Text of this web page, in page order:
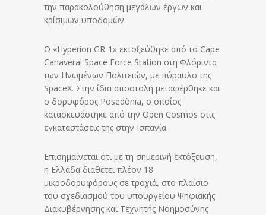
την παρακολούθηση μεγάλων έργων και
κρίσιμων υποδομών.
Ο «Hyperion GR-1» εκτοξεύθηκε από το Cape
Canaveral Space Force Station στη Φλόριντα
των Ηνωμένων Πολιτειών, με πύραυλο της
SpaceX. Στην ίδια αποστολή μεταφέρθηκε και
ο δορυφόρος Posedònia, ο οποίος
κατασκευάστηκε από την Open Cosmos στις
εγκαταστάσεις της στην Ισπανία.
Επισημαίνεται ότι με τη σημερινή εκτόξευση,
η Ελλάδα διαθέτει πλέον 18
μικροδορυφόρους σε τροχιά, στο πλαίσιο
του σχεδιασμού του υπουργείου Ψηφιακής
Διακυβέρνησης και Τεχνητής Νοημοσύνης